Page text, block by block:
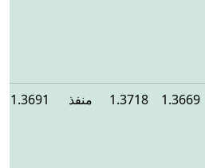
1.3669
1.3718 منفذ 1.3691